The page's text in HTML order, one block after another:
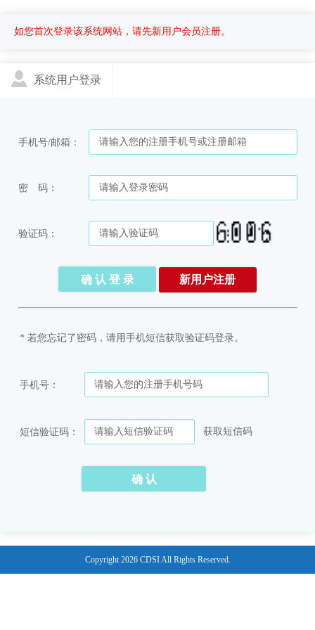
如您首次登录该系统网站，请先新用户会员注册。
系统用户登录
手机号/邮箱：
密 码：
验证码：
新用户注册
* 若您忘记了密码，请用手机短信获取验证码登录。
手机号：
短信验证码： 获取短信码
Copyright 2026 CDSI All Rights Reserved.